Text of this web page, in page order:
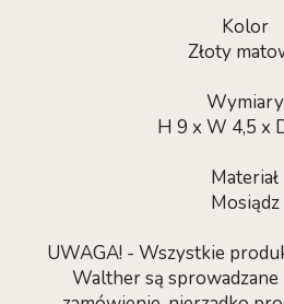
Kolor
Złoty
Wymiary
H 9 x W 4,5 x
Materiał
Mosiądz
UWAGA! - Wszystkie
Walther są